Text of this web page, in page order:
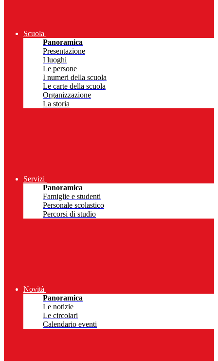
Scuola
Panoramica
Presentazione
I luoghi
Le persone
I numeri della scuola
Le carte della scuola
Organizzazione
La storia
Servizi
Panoramica
Famiglie e studenti
Personale scolastico
Percorsi di studio
Novità
Panoramica
Le notizie
Le circolari
Calendario eventi